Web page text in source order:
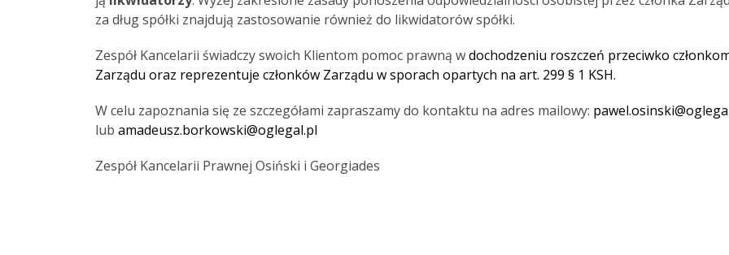
za dług spółki znajdują zastosowanie również do likwidatorów spółki.
Zespół Kancelarii świadczy swoich Klientom pomoc prawną wdochodzeniu roszczeń przeciwko
Zarządu oraz reprezentuje członków Zarządu w sporach opartych na art. 299 § 1 KSH.
W celu zapoznania się ze szczegółami zapraszamy do kontaktu na adres mailowy:
lub amadeusz.borkowski@oglegal.pl
Zespół Kancelarii Prawnej Osiński i Georgiades